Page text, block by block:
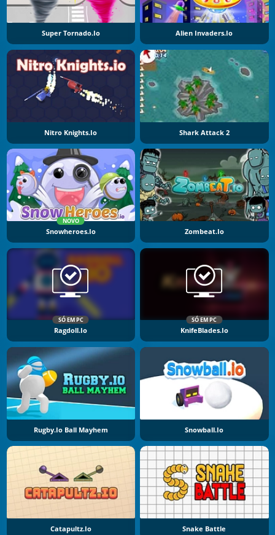
Super Tornado.io Alien Invaders.io
Nitro Knights.Io Shark Attack 2
NOVO
Snowheroes.io Zombeat.io
SÓ EM PC
Ragdoll.io
SÓ EM PC
KnifeBlades.io
Rugby.io Ball Mayhem Snowball.io
Catapultz.io Snake Battle